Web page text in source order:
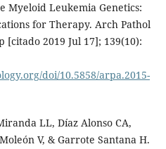
Myeloid Leukemia Genetics:
for Therapy. Arch Pathol
2019 Jul 17]; 139(10):
doi/10.5858/arpa.2015-
LL, Díaz Alonso CA,
V, & Garrote Santana H.